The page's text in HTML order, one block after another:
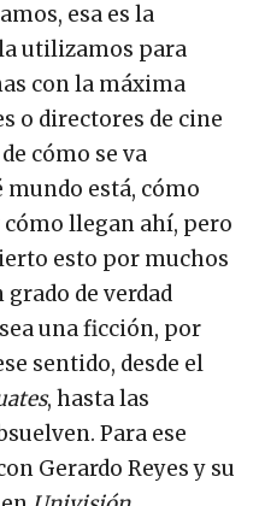
esa es la
utilizamos para
con la máxima
o directores de cine
cómo se va
mundo está, cómo
llegan ahí, pero
esto por muchos
de verdad
una ficción, por
sentido, desde el
, hasta las
Para ese
Gerardo Reyes y su